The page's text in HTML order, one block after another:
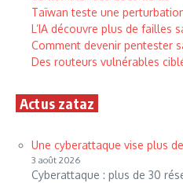
Taïwan teste une
L’IA découvre plus de failles
Comment devenir pentester
Des routeurs vulnérables
Actus zataz
Une cyberattaque vise plus
3 août 2026
Cyberattaque : plus de 30